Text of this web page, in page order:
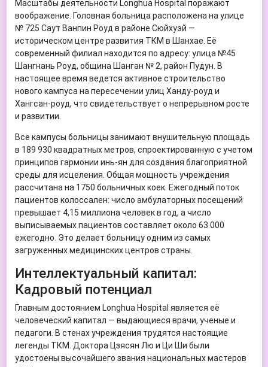
Масштабы деятельности Longhua Hospital поражают
воображение. Головная больница расположена на улице
№ 725 Саут Ванпин Роуд в районе Сюйхуэй —
историческом центре развития ТКМ в Шанхае. Её
современный филиал находится по адресу: улица №45
Шангнань Роуд, община Шанган № 2, район Пудун. В
настоящее время ведется активное строительство
нового кампуса на пересечении улиц Ханду-роуд и
Хангсан-роуд, что свидетельствует о непрерывном росте
и развитии.
Все кампусы больницы занимают внушительную площадь
в 189 930 квадратных метров, спроектированную с учетом
принципов гармонии инь-ян для создания благоприятной
среды для исцеления. Общая мощность учреждения
рассчитана на 1750 больничных коек. Ежегодный поток
пациентов колоссален: число амбулаторных посещений
превышает 4,15 миллиона человек в год, а число
выписываемых пациентов составляет около 63 000
ежегодно. Это делает больницу одним из самых
загруженных медицинских центров страны.
Интеллектуальный капитал:
Кадровый потенциал
Главным достоянием Longhua Hospital является её
человеческий капитал — выдающиеся врачи, ученые и
педагоги. В стенах учреждения трудятся настоящие
легенды ТКМ. Доктора Цзясян Лю и Ци Ши были
удостоены высочайшего звания национальных мастеров